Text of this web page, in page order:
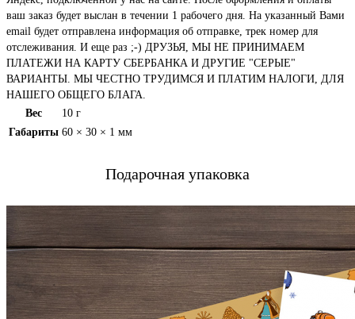
ваш заказ будет выслан в течении 1 рабочего дня. На указанный Вами
email будет отправлена информация об отправке, трек номер для
отслеживания. И еще раз ;-) ДРУЗЬЯ, МЫ НЕ ПРИНИМАЕМ
ПЛАТЕЖИ НА КАРТУ СБЕРБАНКА И ДРУГИЕ "СЕРЫЕ"
ВАРИАНТЫ. МЫ ЧЕСТНО ТРУДИМСЯ И ПЛАТИМ НАЛОГИ, ДЛЯ
НАШЕГО ОБЩЕГО БЛАГА.
Вес
10 г
Габариты 60 × 30 × 1 мм
Подарочная упаковка